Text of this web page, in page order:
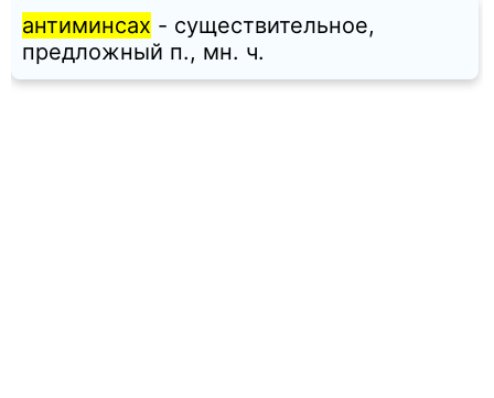
антиминсах - существительное,
предложный п., мн. ч.